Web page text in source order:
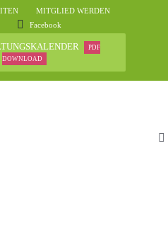
MITGLIED WERDEN
Facebook
PDF
DOWNLOAD